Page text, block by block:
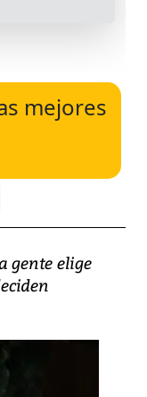
mejores
gente elige